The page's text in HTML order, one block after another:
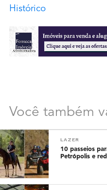
Histórico
Você também
LAZER
10 passeios
Petrópolis e